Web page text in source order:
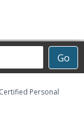
Go
Personal